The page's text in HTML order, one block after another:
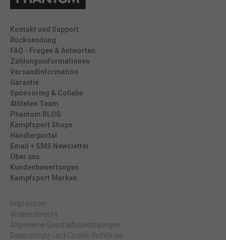
Kontakt und Support
Rücksendung
FAQ - Fragen & Antworten
Zahlungsinformationen
Versandinformation
Garantie
Sponsoring & Collabs
Athleten Team
Phantom BLOG
Kampfsport Shops
Händlerportal
Email + SMS Newsletter
Über uns
Kundenbewertungen
Kampfsport Marken
Impressum
Widerrufsrecht
Allgemeine Geschäftsbedingungen
Datenschutz- und Cookie-Richtlinien